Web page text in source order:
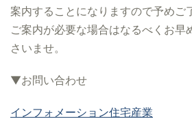
案内することになりますので予めご
ご案内が必要な場合はなるべくお早
さいませ。
▼お問い合わせ
インフォメーション住宅産業